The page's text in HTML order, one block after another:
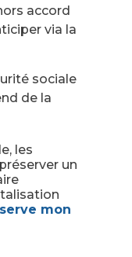
accord
via la
sociale
de la
les
un
mon